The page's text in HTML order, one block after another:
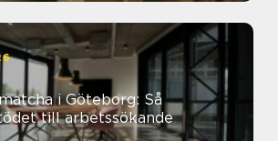
i Göteborg: Så
till arbetssökande